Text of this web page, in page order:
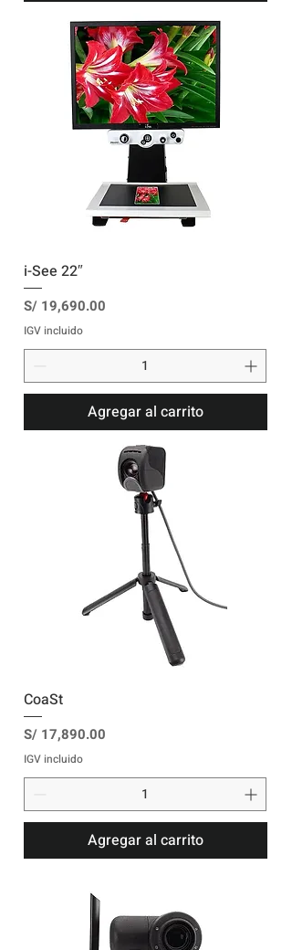
i-See 22″
Precio
S/ 19,690.00
IGV incluido
Agregar al carrito
CoaSt
Precio
S/ 17,890.00
IGV incluido
Agregar al carrito